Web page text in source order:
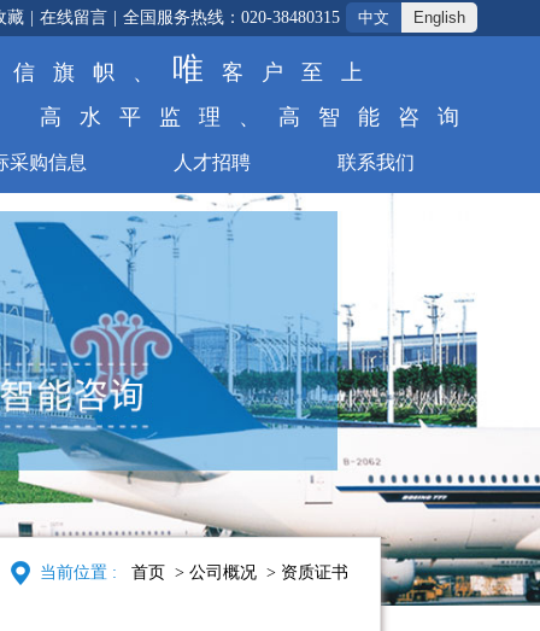
中文 English
藏 在线留言 全国服务热线：020-38480315
信旗帜、 唯
客户至上
高水平监理、高智能咨询
采购信息 人才招聘 联系我们
当前位置 : 首页 > 公司概况 > 资质证书